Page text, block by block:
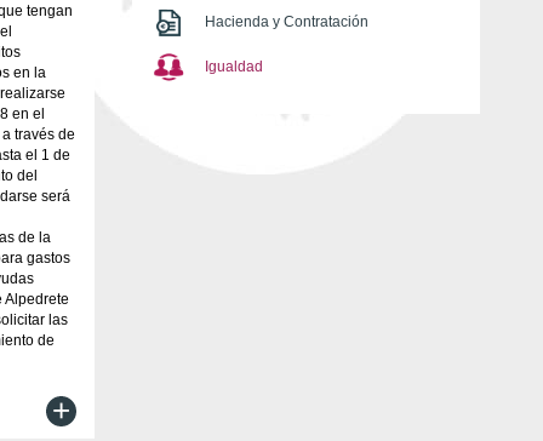
tengan
en la
en el
través de
el 1 de
del
será
de la
gastos
Alpedrete
las
de
+
Hacienda y Contratación
Igualdad